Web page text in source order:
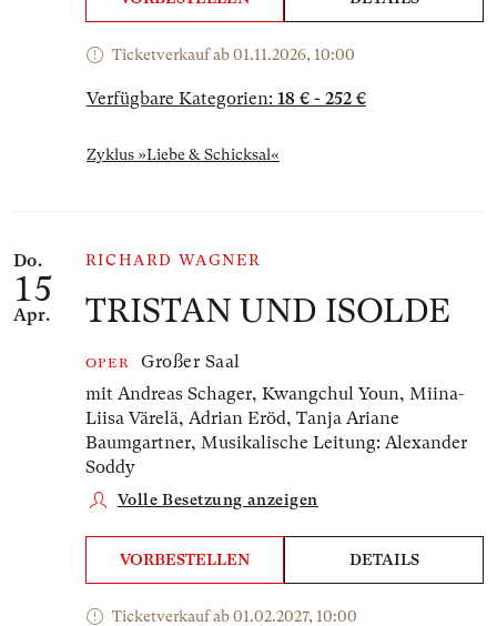
Ticketverkauf ab 01.11.2026, 10:00
Verfügbare Kategorien: 18 € - 252 €
Zyklus »Liebe & Schicksal«
Do.
15
Apr.
RICHARD WAGNER
TRISTAN UND ISOLDE
OPER
Großer Saal
mit Andreas Schager, Kwangchul Youn, Miina-
Liisa Värelä, Adrian Eröd, Tanja Ariane
Baumgartner, Musikalische Leitung: Alexander
Soddy
Volle Besetzung anzeigen
VORBESTELLEN DETAILS
Ticketverkauf ab 01.02.2027, 10:00